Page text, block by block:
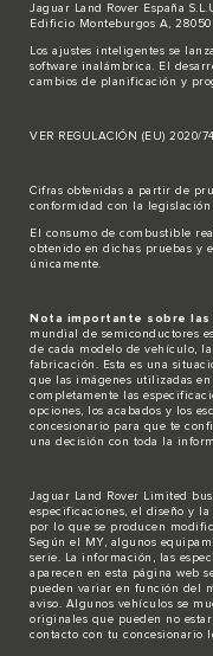
Jaguar Land Rover España
Edificio Monteburgos A, 28050
Los ajustes inteligentes se
software inalámbrica. El
cambios de planificación y
VER REGULACIÓN (EU) 2020/
Cifras obtenidas a partir de
conformidad con la legislación
El consumo de combustible
obtenido en dichas pruebas y
únicamente.
Nota importante sobre las
mundial de semiconductores
de cada modelo de vehículo,
fabricación. Esta es una
que las imágenes utilizadas
completamente las
opciones, los acabados y los
concesionario para que te
una decisión con toda la
Jaguar Land Rover Limited
especificaciones, el diseño y la
por lo que se producen
Según el MY, algunos
serie. La información, las
aparecen en esta página web
pueden variar en función del
aviso. Algunos vehículos se
originales que pueden no
contacto con tu concesionario